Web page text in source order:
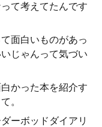
て考えてたんです
面白いものがあっ
じゃんって気づい
かった本を紹介す
。
ーボッドダイアリ